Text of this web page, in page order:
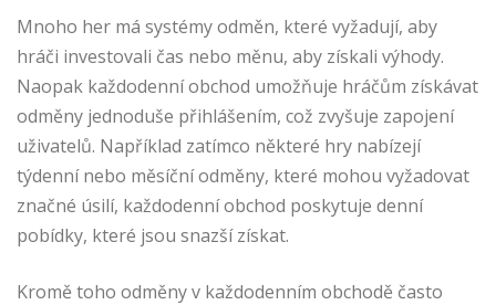
Mnoho her má systémy odměn, které vyžadují, aby
hráči investovali čas nebo měnu, aby získali výhody.
Naopak každodenní obchod umožňuje hráčům získávat
odměny jednoduše přihlášením, což zvyšuje zapojení
uživatelů. Například zatímco některé hry nabízejí
týdenní nebo měsíční odměny, které mohou vyžadovat
značné úsilí, každodenní obchod poskytuje denní
pobídky, které jsou snazší získat.
Kromě toho odměny v každodenním obchodě často